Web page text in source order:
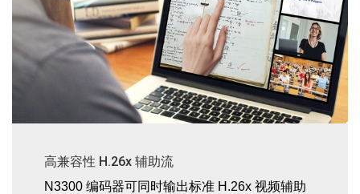
高兼容性 H.26x 辅助流
N3300 编码器可同时输出标准 H.26x 视频辅助